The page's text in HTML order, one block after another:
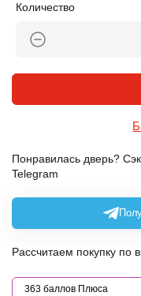
Количество
Понравилась дверь?
Telegram
Рассчитаем покупку по
363 баллов Плюса